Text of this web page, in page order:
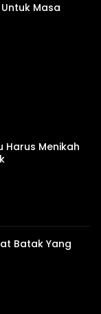
Masa
Harus Menikah
Batak Yang